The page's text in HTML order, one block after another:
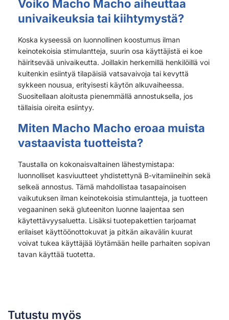
Voiko Macho Macho aiheuttaa
univaikeuksia tai kiihtymystä?
Koska kyseessä on luonnollinen koostumus ilman
keinotekoisia stimulantteja, suurin osa käyttäjistä ei koe
häiritsevää univaikeutta. Joillakin herkemillä henkilöillä voi
kuitenkin esiintyä tilapäisiä vatsavaivoja tai kevyttä
sykkeen nousua, erityisesti käytön alkuvaiheessa.
Suositellaan aloitusta pienemmällä annostuksella, jos
tällaisia oireita esiintyy.
Miten Macho Macho eroaa muista
vastaavista tuotteista?
Taustalla on kokonaisvaltainen lähestymistapa:
luonnolliset kasviuutteet yhdistettynä B-vitamiineihin sekä
selkeä annostus. Tämä mahdollistaa tasapainoisen
vaikutuksen ilman keinotekoisia stimulantteja, ja tuotteen
vegaaninen sekä gluteeniton luonne laajentaa sen
käytettävyysaluetta. Lisäksi tuotepakettien tarjoamat
erilaiset käyttöönottokuvat ja pitkän aikavälin kuurat
voivat tukea käyttäjää löytämään heille parhaiten sopivan
tavan käyttää tuotetta.
Tutustu myös